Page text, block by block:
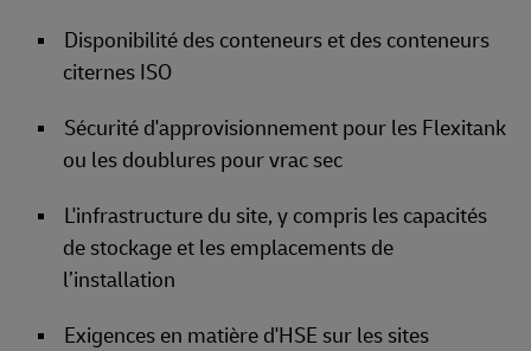
Disponibilité des conteneurs et des conteneurs
citernes ISO
Sécurité d'approvisionnement pour les Flexitank
ou les doublures pour vrac sec
L'infrastructure du site, y compris les capacités
de stockage et les emplacements de
l’installation
Exigences en matière d'HSE sur les sites